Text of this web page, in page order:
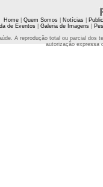
Home| Quem Somos| Notícias|
de Eventos| Galeria de Imagens|
A reprodução total ou parcial
autorização expressa